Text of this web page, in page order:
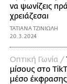
να ψωνίζεις
χρειάζεσαι
ΤΑΤΙΑΝΑ ΤΖΙΝΙΩΛΗ
20.3.2024
Οπτική Γωνία /
μίσους στο
μέσο έκφρασης